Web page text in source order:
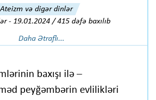
Ateizm və digər dinlər
- 19.01.2024 / 415 dəfə baxılıb
Daha Ətraflı...
baxışı ilə –
peyğəmbərin evlilikləri